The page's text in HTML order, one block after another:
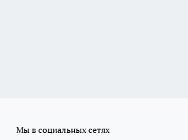
Мы в социальных сетях